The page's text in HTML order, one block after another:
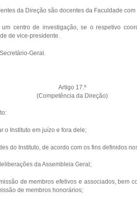
da Direção são docentes da Faculdade com
centro de investigação, se o respetivo
de vice-presidente.
Geral.
Artigo 17.º
(Competência da Direção)
o Instituto em juízo e fora dele;
do Instituto, de acordo com os fins definidos
da Assembleia Geral;
de membros efetivos e associados, bem
de membros honorários;